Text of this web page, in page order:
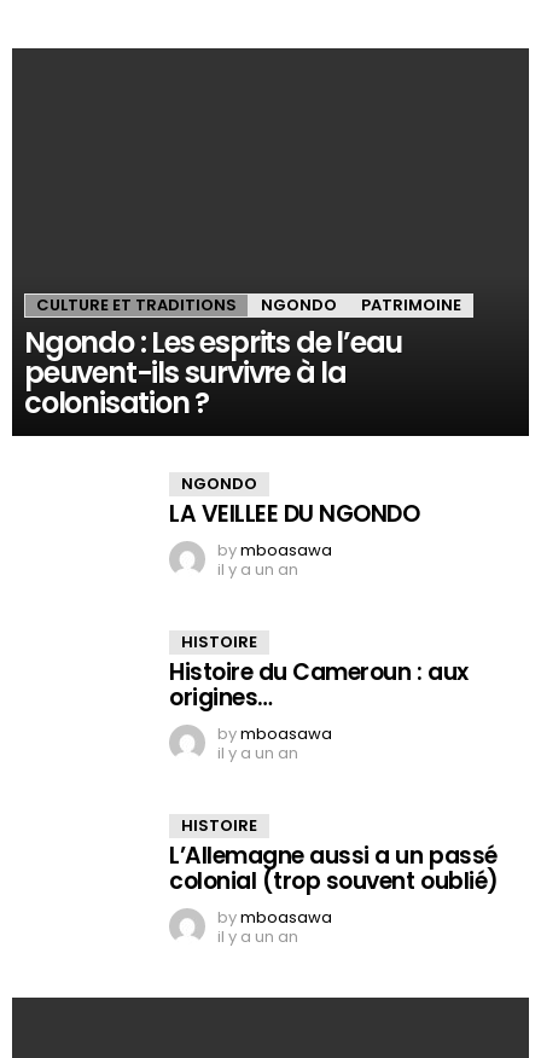
CULTURE ET TRADITIONS NGONDO PATRIMOINE
Ngondo : Les esprits de l’eau
peuvent-ils survivre à la
colonisation ?
NGONDO
LA VEILLEE DU NGONDO
bymboasawa
il y a un an
HISTOIRE
Histoire du Cameroun : aux
origines…
bymboasawa
il y a un an
HISTOIRE
L’Allemagne aussi a un passé
colonial (trop souvent oublié)
bymboasawa
il y a un an